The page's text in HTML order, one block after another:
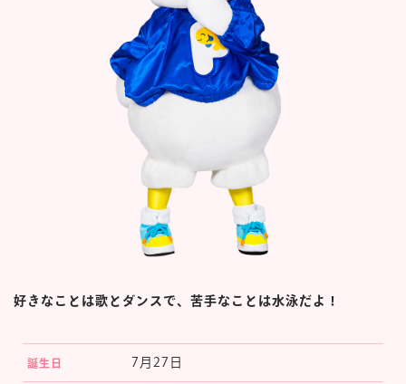
好きなことは歌とダンスで、苦手なことは水泳だよ！
誕生日 7月27日